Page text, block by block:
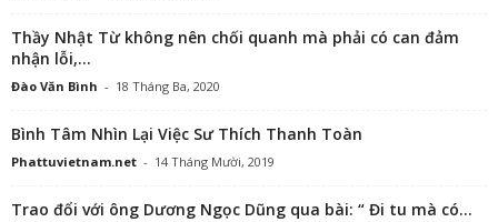
Thầy Nhật Từ không nên chối quanh mà phải có can đảm
nhận lỗi,...
Đào Văn Bình - 18 Tháng Ba, 2020
Bình Tâm Nhìn Lại Việc Sư Thích Thanh Toàn
Phattuvietnam.net - 14 Tháng Mười, 2019
Trao đổi với ông Dương Ngọc Dũng qua bài: “ Đi tu mà có...